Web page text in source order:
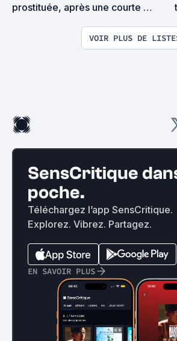
prostituée, après une courte
de Bitche, périt papé Ticiène.
Vous ne pûtes rien y faire.
VOIR PLUS DE
SensCritique
poche.
Téléchargez l’app SensCritique.
Explorez. Vibrez. Partagez.
EN SAVOIR PLUS